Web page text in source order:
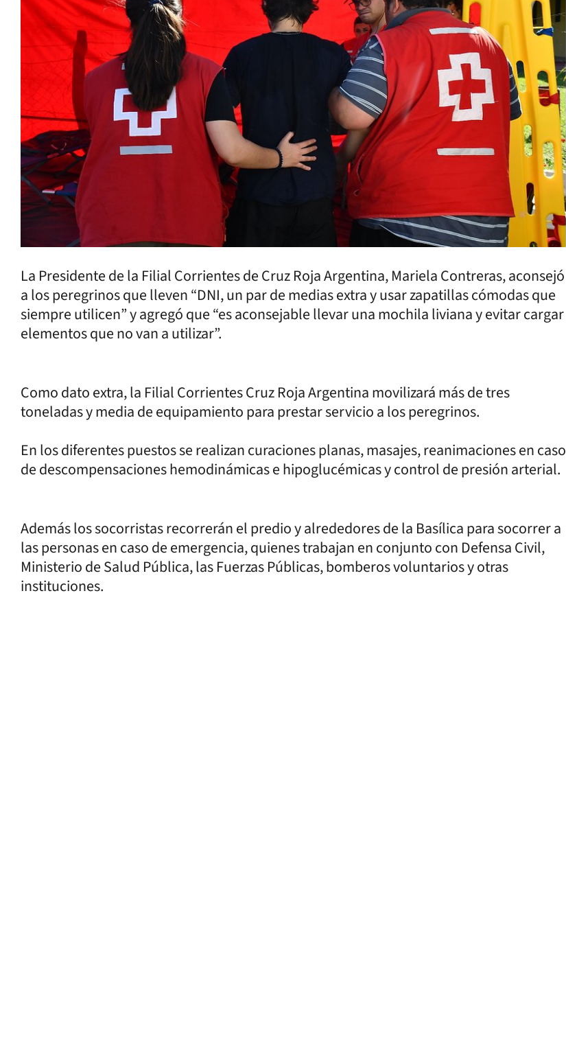
La Presidente de la Filial Corrientes de Cruz Roja Argentina, Mariela Contreras, aconsejó
a los peregrinos que lleven “DNI, un par de medias extra y usar zapatillas cómodas que
siempre utilicen” y agregó que “es aconsejable llevar una mochila liviana y evitar cargar
elementos que no van a utilizar”.
Como dato extra, la Filial Corrientes Cruz Roja Argentina movilizará más de tres
toneladas y media de equipamiento para prestar servicio a los peregrinos.
En los diferentes puestos se realizan curaciones planas, masajes, reanimaciones en caso
de descompensaciones hemodinámicas e hipoglucémicas y control de presión arterial.
Además los socorristas recorrerán el predio y alrededores de la Basílica para socorrer a
las personas en caso de emergencia, quienes trabajan en conjunto con Defensa Civil,
Ministerio de Salud Pública, las Fuerzas Públicas, bomberos voluntarios y otras
instituciones.